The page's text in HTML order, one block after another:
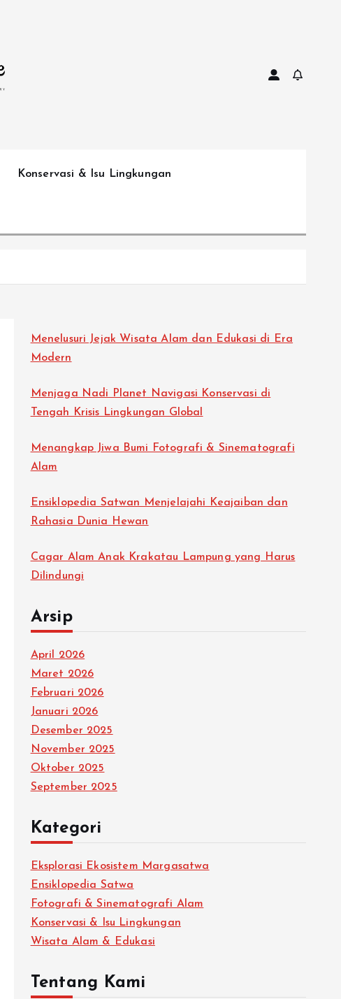
Konservasi & Isu Lingkungan
Menelusuri Jejak Wisata Alam dan Edukasi di Era
Modern
Menjaga Nadi Planet Navigasi Konservasi di
Tengah Krisis Lingkungan Global
Menangkap Jiwa Bumi Fotografi & Sinematografi
Alam
Ensiklopedia Satwan Menjelajahi Keajaiban dan
Rahasia Dunia Hewan
Cagar Alam Anak Krakatau Lampung yang Harus
Dilindungi
Arsip
April 2026
Maret 2026
Februari 2026
Januari 2026
Desember 2025
November 2025
Oktober 2025
September 2025
Kategori
Eksplorasi Ekosistem Margasatwa
Ensiklopedia Satwa
Fotografi & Sinematografi Alam
Konservasi & Isu Lingkungan
Wisata Alam & Edukasi
Tentang Kami